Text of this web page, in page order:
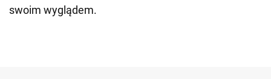
swoim wyglądem.